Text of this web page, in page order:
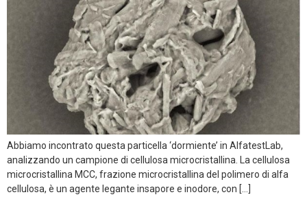
Abbiamo incontrato questa particella ‘dormiente’ in AlfatestLab,
analizzando un campione di cellulosa microcristallina. La cellulosa
microcristallina MCC, frazione microcristallina del polimero di alfa
cellulosa, è un agente legante insapore e inodore, con […]